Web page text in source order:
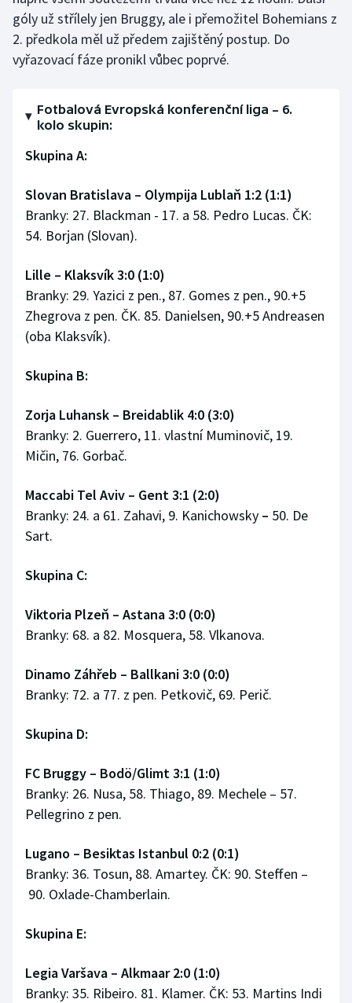
góly už střílely jen Bruggy, ale i přemožitel Bohemians z
2. předkola měl už předem zajištěný postup. Do
vyřazovací fáze pronikl vůbec poprvé.
Fotbalová Evropská konferenční liga – 6.
kolo skupin:
Skupina A:
Slovan Bratislava – Olympija Lublaň 1:2 (1:1)
Branky: 27. Blackman - 17. a 58. Pedro Lucas. ČK:
54. Borjan (Slovan).
Lille – Klaksvík 3:0 (1:0)
Branky: 29. Yazici z pen., 87. Gomes z pen., 90.+5
Zhegrova z pen. ČK. 85. Danielsen, 90.+5 Andreasen
(oba Klaksvík).
Skupina B:
Zorja Luhansk – Breidablik 4:0 (3:0)
Branky: 2. Guerrero, 11. vlastní Muminovič, 19.
Mičin, 76. Gorbač.
Maccabi Tel Aviv – Gent 3:1 (2:0)
Branky: 24. a 61. Zahavi, 9. Kanichowsky – 50. De
Sart.
Skupina C:
Viktoria Plzeň – Astana 3:0 (0:0)
Branky: 68. a 82. Mosquera, 58. Vlkanova.
Dinamo Záhřeb – Ballkani 3:0 (0:0)
Branky: 72. a 77. z pen. Petkovič, 69. Perič.
Skupina D:
FC Bruggy – Bodö/Glimt 3:1 (1:0)
Branky: 26. Nusa, 58. Thiago, 89. Mechele – 57.
Pellegrino z pen.
Lugano – Besiktas Istanbul 0:2 (0:1)
Branky: 36. Tosun, 88. Amartey. ČK: 90. Steffen –
90. Oxlade-Chamberlain.
Skupina E:
Legia Varšava – Alkmaar 2:0 (1:0)
Branky: 35. Ribeiro. 81. Klamer. ČK: 53. Martins Indi